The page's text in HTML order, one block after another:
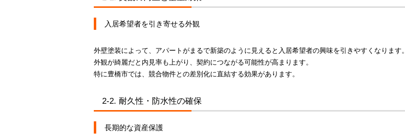
入居希望者を引き寄せる外観
外壁塗装によって、アパートがまるで新築のように見えると入居希望者の興味を引きやすくなります。
外観が綺麗だと内見率も上がり、契約につながる可能性が高まります。
特に豊橋市では、競合物件との差別化に直結する効果があります。
2-2. 耐久性・防水性の確保
長期的な資産保護